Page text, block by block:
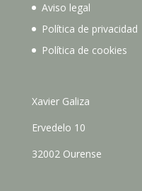
Aviso legal
Política de privacidad
Política de cookies
Xavier Galiza
Ervedelo 10
32002 Ourense